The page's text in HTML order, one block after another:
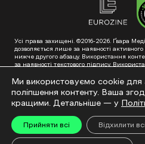
Усі права захищені. ©2016-2026. Ґвара
дозволяється лише за наявності
нижче другого абзацу. Використання
за наявності текстового підпису.
схвалення від редакції.
Суб’єкт у сфері онлайн-медіа;
адреса: ГО «Ґвара Медіа», 61057, Харків,
№7400
Підкинь нам тему на пошту –
Модернізація сайту:
Ми використовуємо cookie для
поліпшення контенту. Ваша
кращими. Детальніше — у
Прийняти всі Відхилити всі